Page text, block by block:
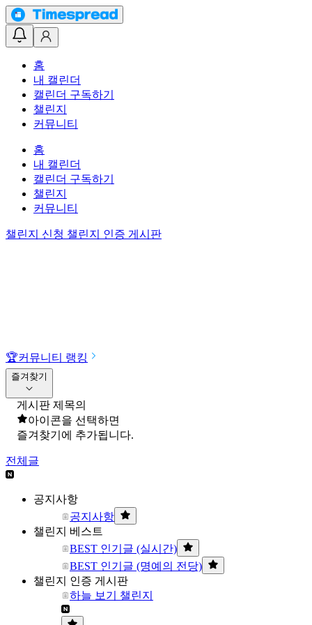
홈
내 캘린더
캘린더 구독하기
챌린지
커뮤니티
홈
내 캘린더
캘린더 구독하기
챌린지
커뮤니티
챌린지 신청 챌린지 인증 게시판
🏆커뮤니티 랭킹
즐겨찾기
게시판 제목의
아이콘을 선택하면
즐겨찾기에 추가됩니다.
전체글
공지사항
공지사항
챌린지 베스트
BEST 인기글 (실시간)
BEST 인기글 (명예의 전당)
챌린지 인증 게시판
하늘 보기 챌린지